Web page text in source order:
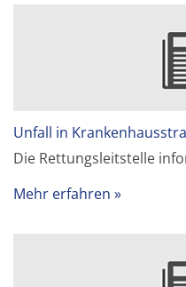
Unfall in
Die Rettungsleitstelle
Mehr erfahren